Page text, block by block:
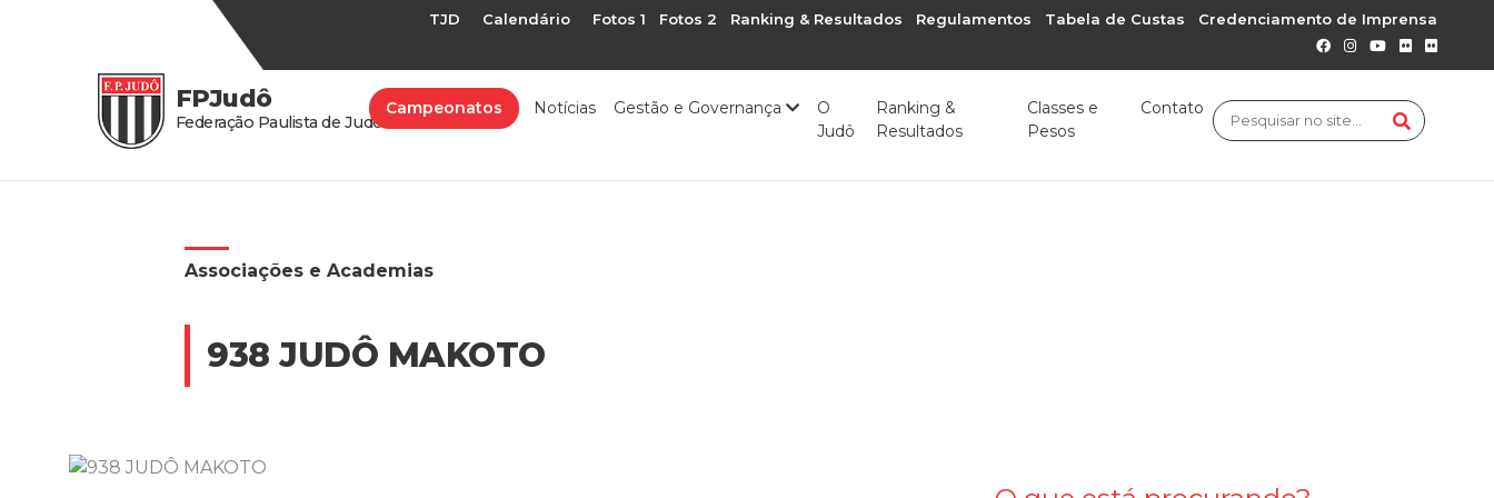
TJD Calendário Fotos 1 Fotos 2 Ranking & Resultados Regulamentos Tabela de Custas Credenciamento de Imprensa
FPJudô
Federação Paulista de Judô
Campeonatos Notícias Gestão e Governança
O
Judô
Ranking &
Resultados
Classes e
Pesos
Contato
Associações e Academias
938 JUDÔ MAKOTO